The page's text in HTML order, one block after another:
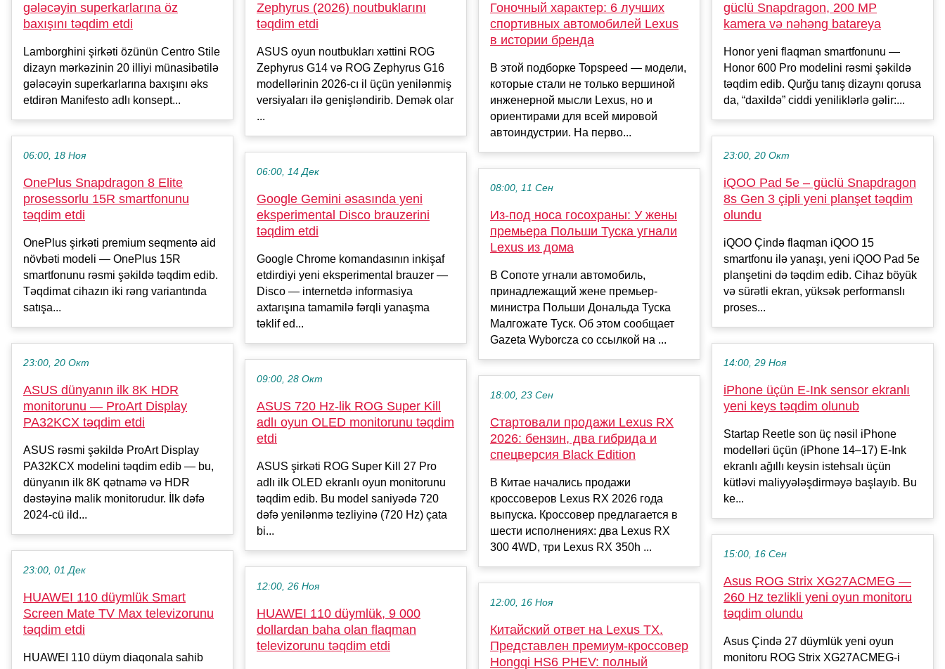
gələcəyin superkarlarına öz
baxışını təqdim etdi
Lamborghini şirkəti özünün Centro Stile
dizayn mərkəzinin 20 illiyi münasibətilə
gələcəyin superkarlarına baxışını əks
etdirən Manifesto adlı konsept...
06:00, 18 Ноя
OnePlus Snapdragon 8 Elite
prosessorlu 15R smartfonunu
təqdim etdi
OnePlus şirkəti premium seqmentə aid
növbəti modeli — OnePlus 15R
smartfonunu rəsmi şəkildə təqdim edib.
Təqdimat cihazın iki rəng variantında
satışa...
23:00, 20 Окт
ASUS dünyanın ilk 8K HDR
monitorunu — ProArt Display
PA32KCX təqdim etdi
ASUS rəsmi şəkildə ProArt Display
PA32KCX modelini təqdim edib — bu,
dünyanın ilk 8K qətnamə və HDR
dəstəyinə malik monitorudur. İlk dəfə
2024-cü ild...
23:00, 01 Дек
HUAWEI 110 düymlük Smart
Screen Mate TV Max televizorunu
təqdim etdi
HUAWEI 110 düym diaqonala sahib
Zephyrus (2026) noutbuklarını
təqdim etdi
ASUS oyun noutbukları xəttini ROG
Zephyrus G14 və ROG Zephyrus G16
modellərinin 2026-cı il üçün yenilənmiş
versiyaları ilə genişləndirib. Demək olar
...
06:00, 14 Дек
Google Gemini əsasında yeni
eksperimental Disco brauzerini
təqdim etdi
Google Chrome komandasının inkişaf
etdirdiyi yeni eksperimental brauzer —
Disco — internetdə informasiya
axtarışına tamamilə fərqli yanaşma
təklif ed...
09:00, 28 Окт
ASUS 720 Hz-lik ROG Super Kill
adlı oyun OLED monitorunu təqdim
etdi
ASUS şirkəti ROG Super Kill 27 Pro
adlı ilk OLED ekranlı oyun monitorunu
təqdim edib. Bu model saniyədə 720
dəfə yenilənmə tezliyinə (720 Hz) çata
bi...
12:00, 26 Ноя
HUAWEI 110 düymlük, 9 000
dollardan baha olan flaqman
televizorunu təqdim etdi
Гоночный характер: 6 лучших
спортивных автомобилей Lexus
в истории бренда
В этой подборке Topspeed — модели,
которые стали не только вершиной
инженерной мысли Lexus, но и
ориентирами для всей мировой
автоиндустрии. На перво...
08:00, 11 Сен
Из-под носа госохраны: У жены
премьера Польши Туска угнали
Lexus из дома
В Сопоте угнали автомобиль,
принадлежащий жене премьер-
министра Польши Дональда Туска
Малгожате Туск. Об этом сообщает
Gazeta Wyborcza со ссылкой на ...
18:00, 23 Сен
Стартовали продажи Lexus RX
2026: бензин, два гибрида и
спецверсия Black Edition
В Китае начались продажи
кроссоверов Lexus RX 2026 года
выпуска. Кроссовер предлагается в
шести исполнениях: два Lexus RX
300 4WD, три Lexus RX 350h ...
12:00, 16 Ноя
Китайский ответ на Lexus TX.
Представлен премиум-кроссовер
Hongqi HS6 PHEV: полный
güclü Snapdragon, 200 MP
kamera və nəhəng batareya
Honor yeni flaqman smartfonunu —
Honor 600 Pro modelini rəsmi şəkildə
təqdim edib. Qurğu tanış dizaynı qorusa
da, “daxildə” ciddi yeniliklərlə gəlir:...
23:00, 20 Окт
iQOO Pad 5e – güclü Snapdragon
8s Gen 3 çipli yeni planşet təqdim
olundu
iQOO Çində flaqman iQOO 15
smartfonu ilə yanaşı, yeni iQOO Pad 5e
planşetini də təqdim edib. Cihaz böyük
və sürətli ekran, yüksək performanslı
proses...
14:00, 29 Ноя
iPhone üçün E-Ink sensor ekranlı
yeni keys təqdim olunub
Startap Reetle son üç nəsil iPhone
modelləri üçün (iPhone 14–17) E-Ink
ekranlı ağıllı keysin istehsalı üçün
kütləvi maliyyələşdirməyə başlayıb. Bu
ke...
15:00, 16 Сен
Asus ROG Strix XG27ACMEG —
260 Hz tezlikli yeni oyun monitoru
təqdim olundu
Asus Çində 27 düymlük yeni oyun
monitoru ROG Strix XG27ACMEG-i